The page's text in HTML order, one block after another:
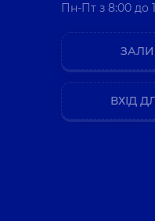
Пн-Пт з 8:00 до
ВХІД